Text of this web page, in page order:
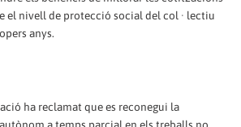
el nivell de protecció social del col · lectiu
anys.
ha reclamat que es reconegui la